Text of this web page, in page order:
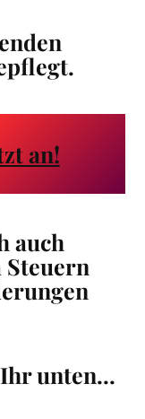
an!
auch
unten…